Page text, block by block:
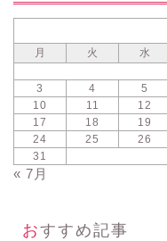
月
火 水
3
4 5
10
11 12
17
18 19
24
25 26
31
« 7月
おすすめ記事